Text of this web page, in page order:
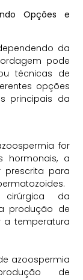
Opções e
da
pode
técnicas de
opções
principais da
for
hormonais, a
prescrita para
da
produção de
a temperatura
azoospermia
de